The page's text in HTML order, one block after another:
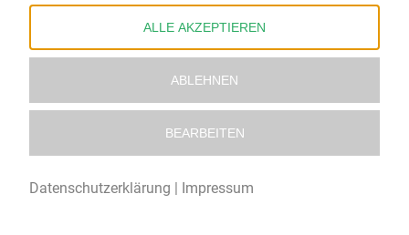
ALLE AKZEPTIEREN
ABLEHNEN
BEARBEITEN
Datenschutzerklärung | Impressum